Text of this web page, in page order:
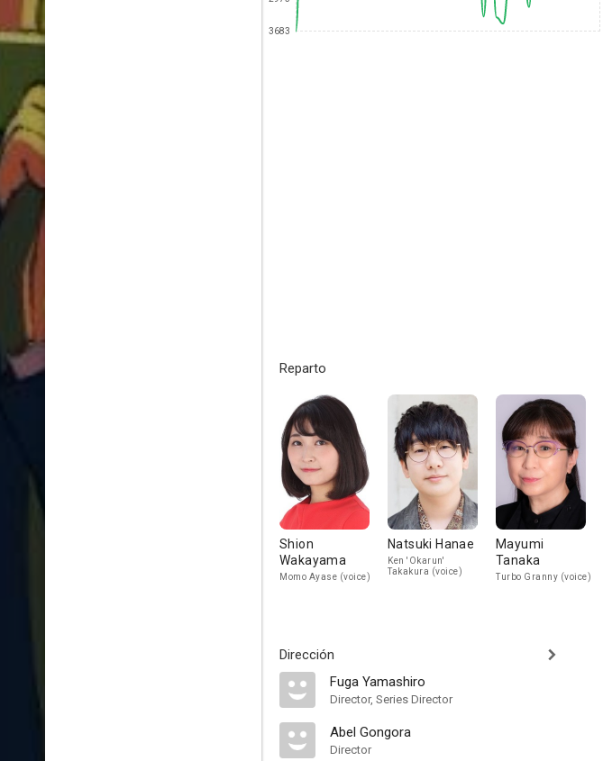
3683
Reparto
Shion
Wakayama
Momo Ayase (voice)
Natsuki Hanae
Ken 'Okarun'
Takakura (voice)
Mayumi
Tanaka
Turbo Granny (voice)
Dirección
Fuga Yamashiro
Director, Series Director
Abel Gongora
Director